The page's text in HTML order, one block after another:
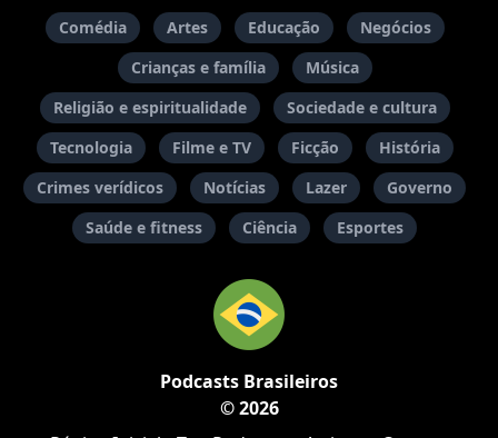
Comédia Artes Educação
Negócios
Crianças e família
Música
Religião e espiritualidade
Sociedade e cultura
Tecnologia
Filme e TV Ficção
História
Crimes verídicos
Notícias Lazer
Governo
Saúde e fitness
Ciência Esportes
Podcasts Brasileiros
© 2026